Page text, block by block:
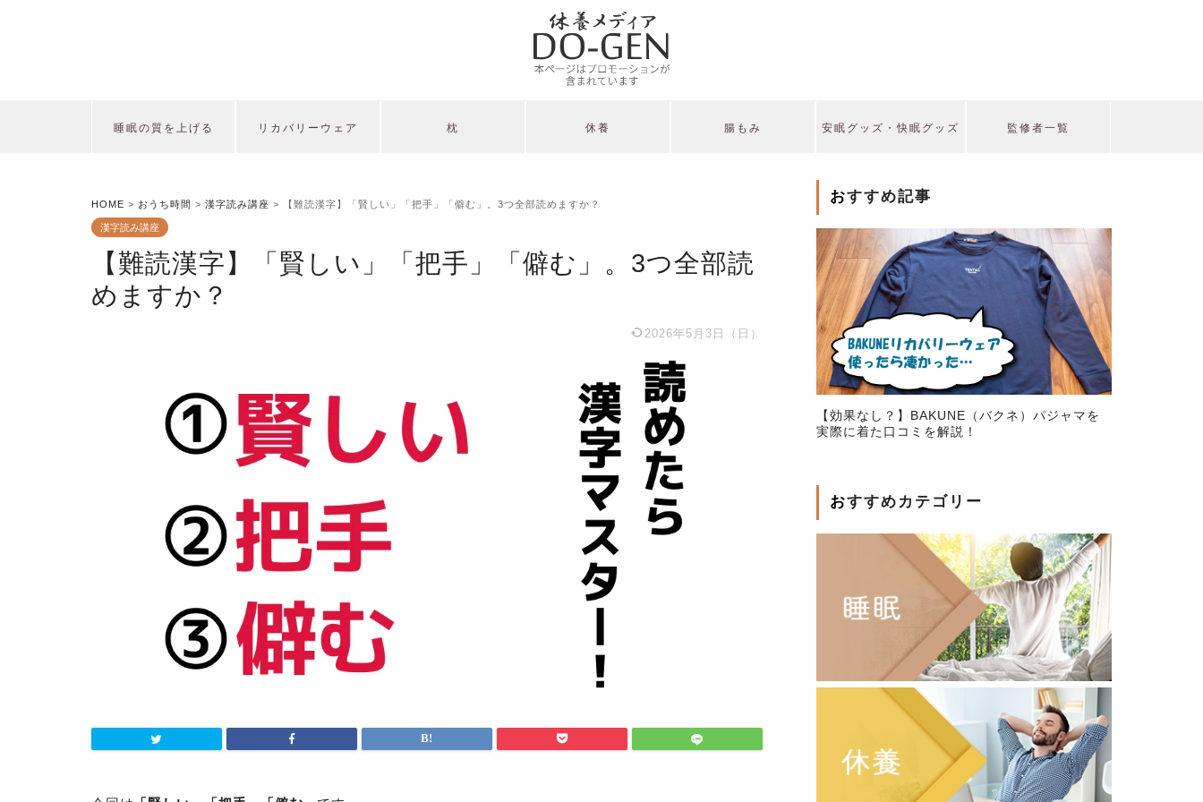
睡眠の質を上げる リカバリーウェア 枕 休養 腸もみ 安眠グッズ・快眠グッズ 監修者一覧
HOME > おうち時間 > 漢字読み講座 > 【難読漢字】「賢しい」「把手」「僻む」。3つ全部読めますか？
漢字読み講座
【難読漢字】「賢しい」「把手」「僻む」。3つ全部読
めますか？
2026年5月3日（日）
おすすめ記事
【効果なし？】BAKUNE（バクネ）パジャマを
実際に着た口コミを解説！
おすすめカテゴリー